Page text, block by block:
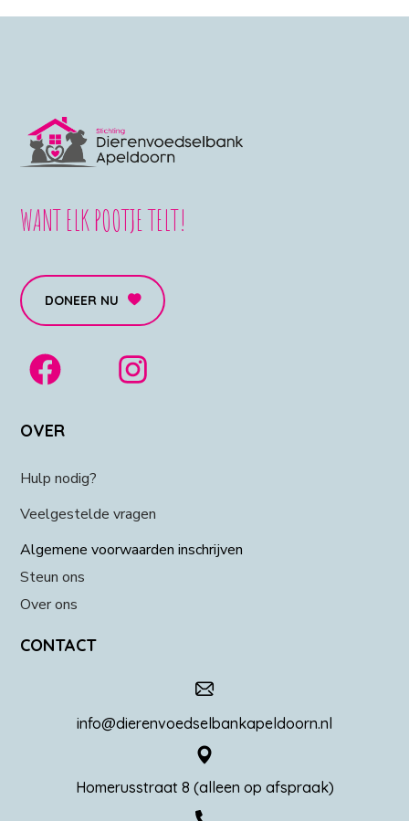
WANT ELK POOTJE TELT!
DONEER NU
OVER
Hulp nodig?
Veelgestelde vragen
Algemene voorwaarden inschrijven
Steun ons
Over ons
CONTACT
info@dierenvoedselbankapeldoorn.nl
Homerusstraat 8 (alleen op afspraak)